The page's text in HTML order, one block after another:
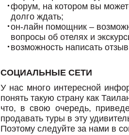
форум, на котором вы
долго ждать;
он-лайн помощник –
вопросы об отелях и
возможность написать
СОЦИАЛЬНЫЕ СЕТИ
У нас много интересной
понять такую страну как
что, в свою очередь,
продавать туры в эту
Поэтому следуйте за нами в